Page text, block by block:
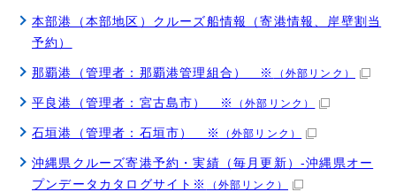
本部港（本部地区）クルーズ船情報（寄港情報、岸壁割当
予約）
那覇港（管理者：那覇港管理組合） ※ （外部リンク）
平良港（管理者：宮古島市） ※ （外部リンク）
石垣港（管理者：石垣市） ※ （外部リンク）
沖縄県クルーズ寄港予約・実績（毎月更新）-沖縄県オー
プンデータカタログサイト※
（外部リンク）